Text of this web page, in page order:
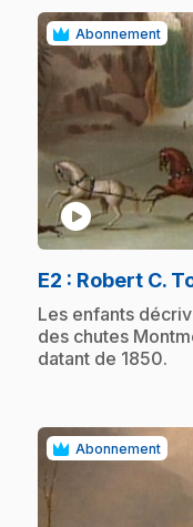
Abonnement
play_circle
E2 : Robert C.
.Les enfants
des chutes
datant de 1850.
Abonnement